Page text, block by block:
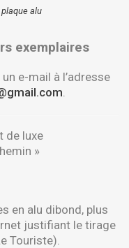
plaque alu
exemplaires
e-mail à l’adresse
de luxe
»
en alu dibond, plus
justifiant le tirage
Touriste).